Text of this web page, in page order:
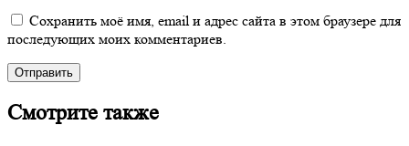
Сохранить моё имя, email и адрес сайта в этом браузере для
последующих моих комментариев.
Смотрите также